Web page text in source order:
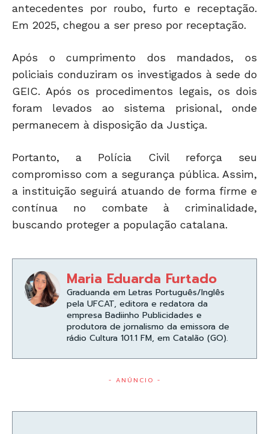
antecedentes por roubo, furto e receptação.
Em 2025, chegou a ser preso por receptação.
Após o cumprimento dos mandados, os
policiais conduziram os investigados à sede do
GEIC. Após os procedimentos legais, os dois
foram levados ao sistema prisional, onde
permanecem à disposição da Justiça.
Portanto, a Polícia Civil reforça seu
compromisso com a segurança pública. Assim,
a instituição seguirá atuando de forma firme e
contínua no combate à criminalidade,
buscando proteger a população catalana.
Maria Eduarda Furtado
Graduanda em Letras Português/Inglês
pela UFCAT, editora e redatora da
empresa Badiinho Publicidades e
produtora de jornalismo da emissora de
rádio Cultura 101.1 FM, em Catalão (GO).
- ANÚNCIO -